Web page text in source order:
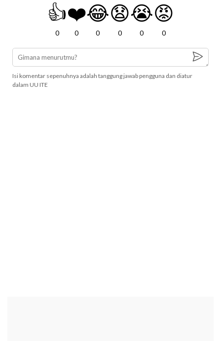
👍
0
❤️
0
😂
0
😧
0
😭
0
😡
0
Isi komentar sepenuhnya adalah tanggung jawab pengguna dan diatur
dalam UU ITE